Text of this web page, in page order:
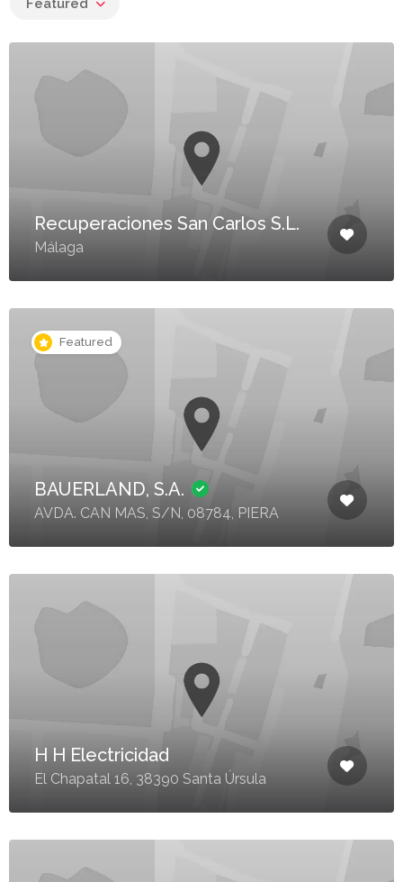
Featured
Recuperaciones San Carlos S.L.
Málaga
Featured
BAUERLAND, S.A.
AVDA. CAN MAS, S/N, 08784, PIERA
H H Electricidad
El Chapatal 16, 38390 Santa Úrsula